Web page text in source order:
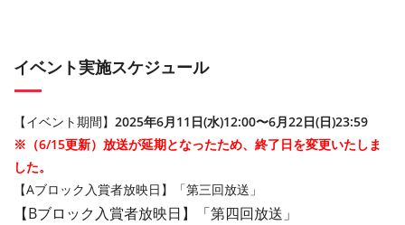
イベント実施スケジュール
【イベント期間】 2025年6月11日(水)12:00〜6月22日(日)23:59
※（6/15更新）放送が延期となったため、終了日を変更いたしま
した。
【Aブロック入賞者放映日】「第三回放送」
【Bブロック入賞者放映日】「第四回放送」